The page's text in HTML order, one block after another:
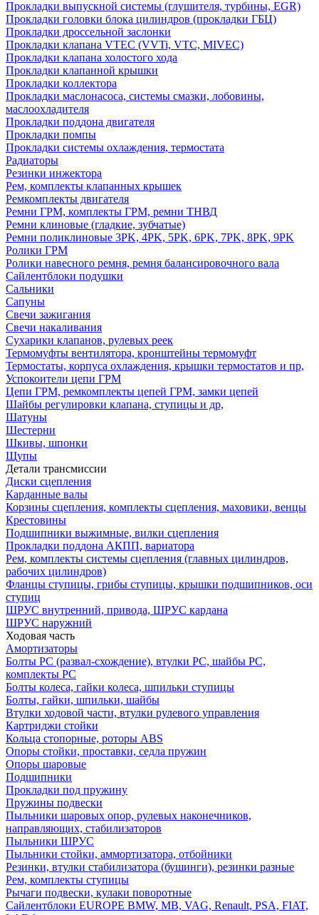
Прокладки выпускной системы (глушителя, турбины, EGR)
Прокладки головки блока цилиндров (прокладки ГБЦ)
Прокладки дроссельной заслонки
Прокладки клапана VTEC (VVTi, VTC, MIVEC)
Прокладки клапана холостого хода
Прокладки клапанной крышки
Прокладки коллектора
Прокладки маслонасоса, системы смазки, лобовины,
маслоохладителя
Прокладки поддона двигателя
Прокладки помпы
Прокладки системы охлаждения, термостата
Радиаторы
Резинки инжектора
Рем, комплекты клапанных крышек
Ремкомплекты двигателя
Ремни ГРМ, комплекты ГРМ, ремни ТНВД
Ремни клиновые (гладкие, зубчатые)
Ремни поликлиновые 3PK, 4PK, 5PK, 6PK, 7PK, 8PK, 9PK
Ролики ГРМ
Ролики навесного ремня, ремня балансировочного вала
Сайлентблоки подушки
Сальники
Сапуны
Свечи зажигания
Свечи накаливания
Сухарики клапанов, рулевых реек
Термомуфты вентилятора, кронштейны термомуфт
Термостаты, корпуса охлаждения, крышки термостатов и пр,
Успокоители цепи ГРМ
Цепи ГРМ, ремкомплекты цепей ГРМ, замки цепей
Шайбы регулировки клапана, ступицы и др,
Шатуны
Шестерни
Шкивы, шпонки
Щупы
Детали трансмиссии
Диски сцепления
Карданные валы
Корзины сцепления, комплекты сцепления, маховики, венцы
Крестовины
Подшипники выжимные, вилки сцепления
Прокладки поддона АКПП, вариатора
Рем, комплекты системы сцепления (главных цилиндров,
рабочих цилиндров)
Фланцы ступицы, грибы ступицы, крышки подшипников, оси
ступиц
ШРУС внутренний, привода, ШРУС кардана
ШРУС наружний
Ходовая часть
Амортизаторы
Болты РС (развал-схождение), втулки РС, шайбы РС,
комплекты РС
Болты колеса, гайки колеса, шпильки ступицы
Болты, гайки, шпильки, шайбы
Втулки ходовой части, втулки рулевого управления
Картриджи стойки
Кольца стопорные, роторы ABS
Опоры стойки, проставки, седла пружин
Опоры шаровые
Подшипники
Прокладки под пружину
Пружины подвески
Пыльники шаровых опор, рулевых наконечников,
направляющих, стабилизаторов
Пыльники ШРУС
Пыльники стойки, аммортизатора, отбойники
Резинки, втулки стабилизатора (бушинги), резинки разные
Рем, комплекты ступицы
Рычаги подвески, кулаки поворотные
Сайлентблоки EUROPE BMW, MB, VAG, Renault, PSA, FIAT,